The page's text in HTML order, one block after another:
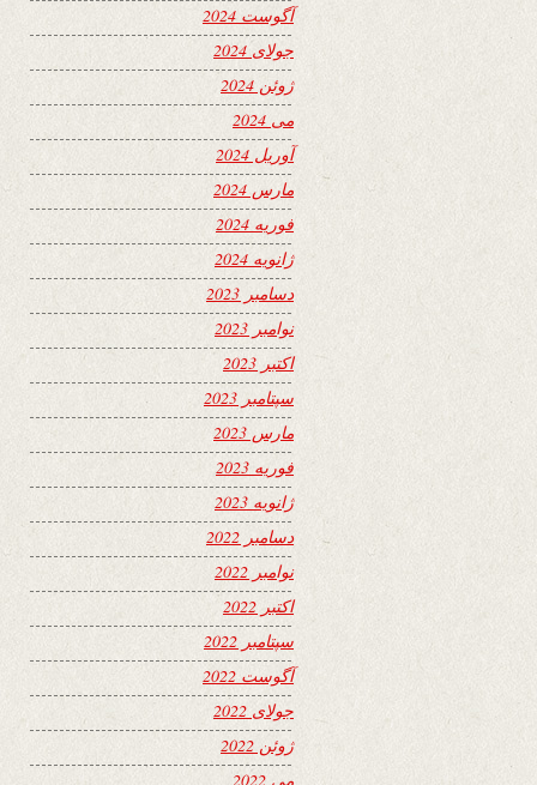
آگوست 2024
جولای 2024
ژوئن 2024
می 2024
آوریل 2024
مارس 2024
فوریه 2024
ژانویه 2024
دسامبر 2023
نوامبر 2023
اکتبر 2023
سپتامبر 2023
مارس 2023
فوریه 2023
ژانویه 2023
دسامبر 2022
نوامبر 2022
اکتبر 2022
سپتامبر 2022
آگوست 2022
جولای 2022
ژوئن 2022
می 2022